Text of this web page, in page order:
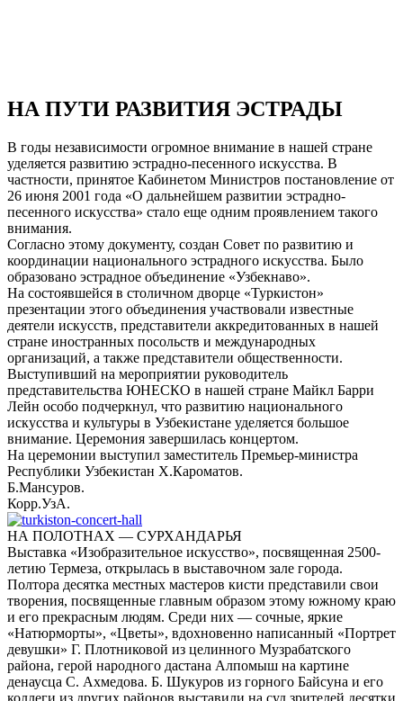
НА ПУТИ РАЗВИТИЯ ЭСТРАДЫ
В годы независимости огромное внимание в нашей стране
уделяется развитию эстрадно-песенного искусства. В
частности, принятое Кабинетом Министров постановление от
26 июня 2001 года «О дальнейшем развитии эстрадно-
песенного искусства» стало еще одним проявлением такого
внимания.
Согласно этому документу, создан Совет по развитию и
координации национального эстрадного искусства. Было
образовано эстрадное объединение «Узбекнаво».
На состоявшейся в столичном дворце «Туркистон»
презентации этого объединения участвовали известные
деятели искусств, представители аккредитованных в нашей
стране иностранных посольств и международных
организаций, а также представители общественности.
Выступивший на мероприятии руководитель
представительства ЮНЕСКО в нашей стране Майкл Барри
Лейн особо подчеркнул, что развитию национального
искусства и культуры в Узбекистане уделяется большое
внимание. Церемония завершилась концертом.
На церемонии выступил заместитель Премьер-министра
Республики Узбекистан Х.Кароматов.
Б.Мансуров.
Корр.УзА.
НА ПОЛОТНАХ — СУРХАНДАРЬЯ
Выставка «Изобразительное искусство», посвященная 2500-
летию Термеза, открылась в выставочном зале города.
Полтора десятка местных мастеров кисти представили свои
творения, посвященные главным образом этому южному краю
и его прекрасным людям. Среди них — сочные, яркие
«Натюрморты», «Цветы», вдохновенно написанный «Портрет
девушки» Г. Плотниковой из целинного Музрабатского
района, герой народного дастана Алпомыш на картине
денаусца С. Ахмедова. Б. Шукуров из горного Байсуна и его
коллеги из других районов выставили на суд зрителей десятки